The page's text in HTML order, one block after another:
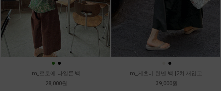
● ●
m_로로에 나일론 백
28,000원
●
m_게츠비 린넨 백 [2차 재입고]
39,000원